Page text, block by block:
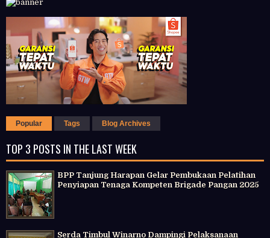
Popular Tags Blog Archives
TOP 3 POSTS IN THE LAST WEEK
BPP Tanjung Harapan Gelar Pembukaan Pelatihan
Penyiapan Tenaga Kompeten Brigade Pangan 2025
Serda Timbul Winarno Dampingi Pelaksanaan